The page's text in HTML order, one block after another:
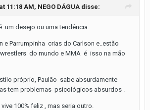
11:18 AM, NEGO DÁGUA disse:
um desejo ou uma tendência.
e Parrumpinha crias do Carlson e..estão
do mundo e MMA é isso na mão
próprio, Paulão sabe absurdamente
tem problemas psicológicos absurdos .
100% feliz , mas seria outro.